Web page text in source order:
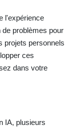
l'expérience
problèmes pour
projets personnels
ces
dans votre
IA, plusieurs